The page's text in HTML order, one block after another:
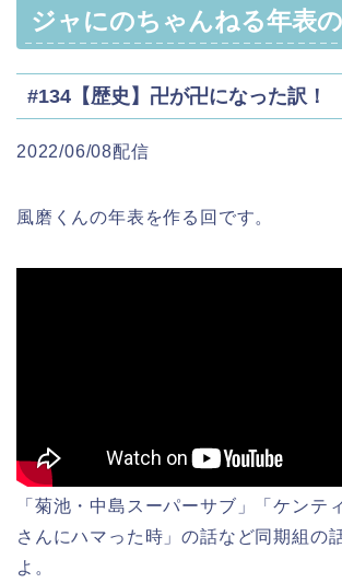
ジャにのちゃんねる年表
#134【歴史】卍が卍になった訳！
2022/06/08配信
風磨くんの年表を作る回です。
「菊池・中島スーパーサブ」「ケンテ
さんにハマった時」の話など同期組の
よ。